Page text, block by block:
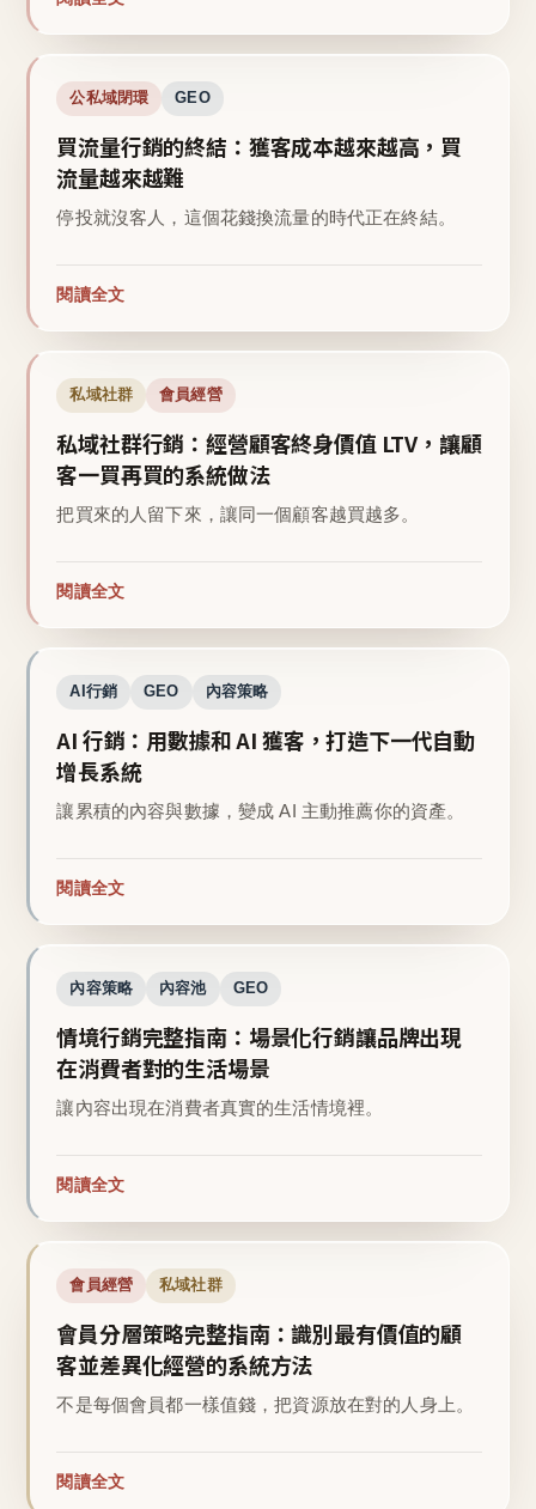
公私域閉環 GEO
買流量行銷的終結：獲客成本越來越高，買
流量越來越難
停投就沒客人，這個花錢換流量的時代正在終結。
閱讀全文
私域社群 會員經營
私域社群行銷：經營顧客終身價值 LTV，讓顧
客一買再買的系統做法
把買來的人留下來，讓同一個顧客越買越多。
閱讀全文
AI行銷 GEO 內容策略
AI 行銷：用數據和 AI 獲客，打造下一代自動
增長系統
讓累積的內容與數據，變成 AI 主動推薦你的資產。
閱讀全文
內容策略 內容池 GEO
情境行銷完整指南：場景化行銷讓品牌出現
在消費者對的生活場景
讓內容出現在消費者真實的生活情境裡。
閱讀全文
會員經營 私域社群
會員分層策略完整指南：識別最有價值的顧
客並差異化經營的系統方法
不是每個會員都一樣值錢，把資源放在對的人身上。
閱讀全文